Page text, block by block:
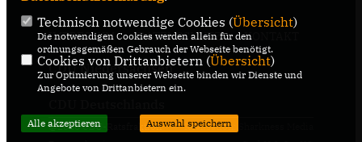
IMPRESSUM DATENSCHUTZ KONTAKT
CDU Niedersachsen
@2026 CDU-Ratsfraktion
Realisation: Sharkness Media
Technisch notwendige Cookies (Übersicht)
Die notwendigen Cookies werden allein für den
ordnungsgemäßen Gebrauch der Webseite benötigt.
Cookies von Drittanbietern (Übersicht)
Zur Optimierung unserer Webseite binden wir Dienste und
Angebote von Drittanbietern ein.
Alle akzeptieren Auswahl speichern